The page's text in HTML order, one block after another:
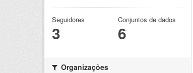
Seguidores
3
Conjuntos de dados
6
Organizações